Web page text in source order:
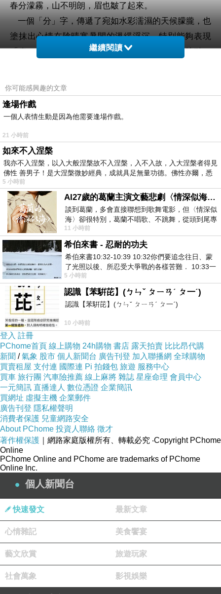
春分濛霧，山不明朗，眉也皺了起來。
一個「分」字，傳遞了宛如水彩濡濕的天候朦朧，也
塗抹出心情在陰晴寒暑間的溫緩浮沉，特別能夠表現
「春」日的多變層次。寫作時，抓住春分最大特點：
。晝夜平分，寒暖交替；而後晝漸長，夜漸短，萬物
由靜轉動，人事對比參照；有人看到百花爭豔；有人傷
感流年匆匆；有人嚮往陽光明麗，草長鶯飛；有人感歎
櫻花繽紛，有些落了，有些剛開；桃李將盡，新的花
種接棒盛開；路邊的草花，開得茂盛，越來越調皮；校
園的樹冒出新綠，像葉子小嬰兒急著摸索、 長大；天氣
變暖，剛脫下外套又變冷了，來不及捕捉天氣善變的心
情；大自然的雲、 風、 花、葉、陽光和雨水，歡唱的小
鳥和越來越活潑的小貓、小狗、小動物，我們吃的食
物、穿的衣服，來來往往的小物和人群……，無論是視
覺、聽覺、嗅覺 、味覺或觸覺，都變得細膩而豐富。
2. 細膩豐富的創作可能
這個月的節氣寫作，以〈春風〉為題
自然現象，也蘊含時序遞嬗、生命勃發、天地生機盎然
的意象。在寫作時，可以從
節氣文化
出發，探討春
風對農耕、生活習慣的影響與傳承；也可以透過花開葉
茂、燕子歸來、青草新發的
「情感表達」，無論是溫柔撫慰、離愁共鳴或者是風雨
挑戰，春風帶來的大自然變化，同時也是人格個性的茁
長與壯大；最後才能與人生經歷相呼應，確立希望、轉
盈」、「溫暖」、「飄忽」 、「溫柔中細細的寒凍
繼續閱讀
你可能感興趣的文章
逢場作戲
一個人表情生動是因為他需要逢場作戲。
21 小時前
如來不入涅槃
我亦不入涅槃，以入大般涅槃故不入涅槃，入不入故，入大涅槃者得見
佛性 善男子！是大涅槃微妙經典，成就具足無量功德。佛性亦爾，悉
5 小時前
AI27歲的葛蘭主演文藝悲劇〈情深似海〉 #戀上老電影 #葛蘭 #粟子
談到葛蘭，多會直接聯想到歌舞電影，但〈情深似
海〉卻很特別，葛蘭不唱歌、不跳舞，從頭到尾專
心演戲。拍攝期間，經常工作超過12個鐘
11 小時前
希伯來書 - 忍耐的功夫
希伯來書10:32-10:39 10:32你們要追念往日、蒙
了光照以後、所忍受大爭戰的各樣苦難． 10:33一
面被毀謗、遭患難、成了戲景、叫眾人
5 小時前
認識【苯騈芘】(ㄅㄣˇ ㄆㄧㄢˊ ㄆ一ˊ)
認識【苯騈芘】(ㄅㄣˇ ㄆㄧㄢˊ ㄆ一ˊ)
10 小時前
登入 註冊
PChome首頁 線上購物 24h購物 書店 露天拍賣 比比昂代購
新聞 /氣象 股市 個人新聞台 廣告刊登 加入聯播網 全球購物
買賣租屋 支付連 國際連 Pi 拍錢包 旅遊 服務中心
買車 旅行團 汽車險推薦 線上麻將 雜誌 星座命理 會員中心
一元簡訊 直播達人 數位憑證 企業簡訊
買網址 虛擬主機 企業郵件
廣告刊登 隱私權聲明
消費者保護 兒童網路安全
About PChome 投資人聯絡 徵才
著作權保護 ｜網路家庭版權所有、轉載必究 ‧Copyright PChome
Online
PChome Online and PChome are trademarks of PChome
Online Inc.
個人新聞台
快速發文 最新文章
心情雜記 美食饗宴
藝文欣賞 旅遊玩家
社會萬象 影視娛樂